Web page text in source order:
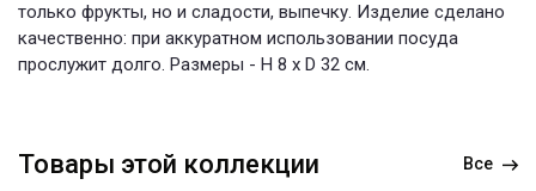
только фрукты, но и сладости, выпечку. Изделие сделано
качественно: при аккуратном использовании посуда
прослужит долго. Размеры - H 8 x D 32 см.
Товары этой коллекции Все